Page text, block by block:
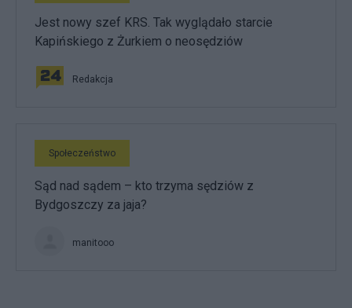
Jest nowy szef KRS. Tak wyglądało starcie
Kapińskiego z Żurkiem o neosędziów
Redakcja
Społeczeństwo
Sąd nad sądem – kto trzyma sędziów z
Bydgoszczy za jaja?
manitooo